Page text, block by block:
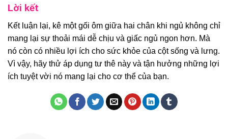
Lời kết
Kết luận lại, kê một gối ôm giữa hai chân khi ngủ không chỉ
mang lại sự thoải mái dễ chịu và giấc ngủ ngon hơn. Mà
nó còn có nhiều lợi ích cho sức khỏe của cột sống và lưng.
Vì vậy, hãy thử áp dụng tư thê này và tận hưởng những lợi
ích tuyệt vời nó mang lại cho cơ thể của bạn.